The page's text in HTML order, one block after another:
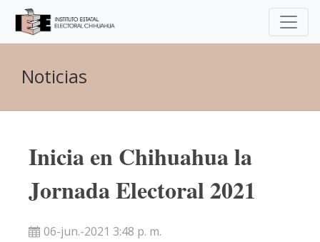
Noticias
Inicia en Chihuahua la
Jornada Electoral 2021
06-jun.-2021 3:48 p. m.